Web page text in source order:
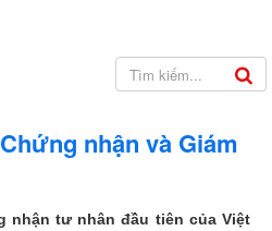
nhận và Giám
nhận tư nhân đầu tiên của Việt